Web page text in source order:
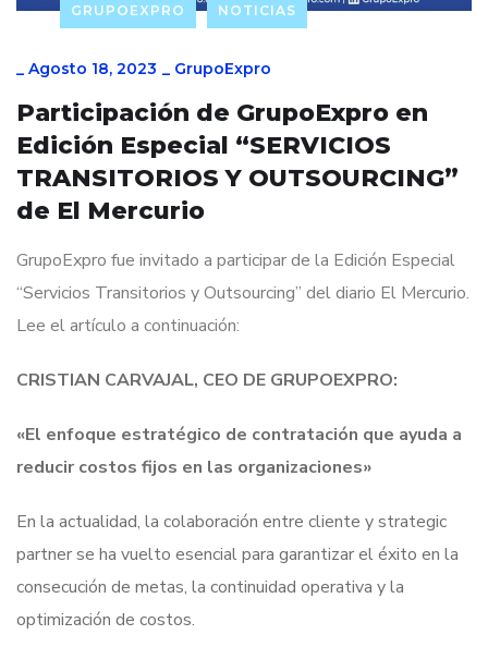
GRUPOEXPRO NOTICIAS
Agosto 18, 2023 GrupoExpro
Participación de GrupoExpro en
Edición Especial “SERVICIOS
TRANSITORIOS Y OUTSOURCING”
de El Mercurio
GrupoExpro fue invitado a participar de la Edición Especial
“Servicios Transitorios y Outsourcing” del diario El Mercurio.
Lee el artículo a continuación:
CRISTIAN CARVAJAL, CEO DE GRUPOEXPRO:
«El enfoque estratégico de contratación que ayuda a
reducir costos fijos en las organizaciones»
En la actualidad, la colaboración entre cliente y strategic
partner se ha vuelto esencial para garantizar el éxito en la
consecución de metas, la continuidad operativa y la
optimización de costos.